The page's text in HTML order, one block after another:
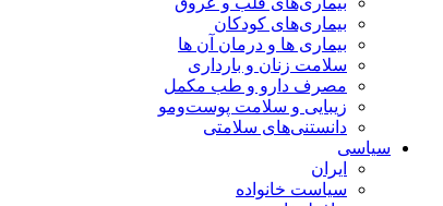
بیماری‌های کودکان
بیماری ها و درمان آن ها
سلامت زنان و بارداری
مصرف دارو و طب مکمل
زیبایی و سلامت پوست‌ومو
دانستنی‌های سلامتی
سیاسی
ایران
سیاست خانواده